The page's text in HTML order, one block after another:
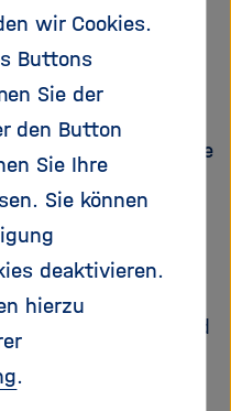
fanden in Köln
Tage, die zentrale
Access im
statt. Unter dem
and beyond –
und
– bestehend
Köln,
Köln, dem GESIS,
wir Cookies.
Buttons
Sie der
den Button
Sie Ihre
Sie können
deaktivieren.
hierzu
.